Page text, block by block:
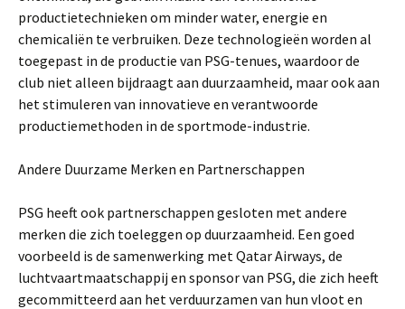
productietechnieken om minder water, energie en
chemicaliën te verbruiken. Deze technologieën worden al
toegepast in de productie van PSG-tenues, waardoor de
club niet alleen bijdraagt aan duurzaamheid, maar ook aan
het stimuleren van innovatieve en verantwoorde
productiemethoden in de sportmode-industrie.
Andere Duurzame Merken en Partnerschappen
PSG heeft ook partnerschappen gesloten met andere
merken die zich toeleggen op duurzaamheid. Een goed
voorbeeld is de samenwerking met Qatar Airways, de
luchtvaartmaatschappij en sponsor van PSG, die zich heeft
gecommitteerd aan het verduurzamen van hun vloot en